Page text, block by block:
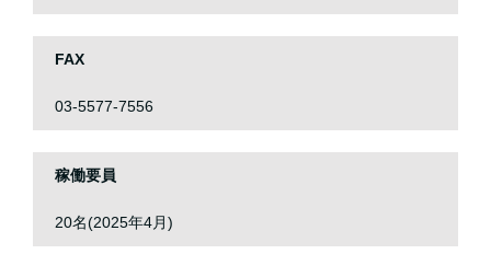
FAX
03-5577-7556
稼働要員
20名(2025年4月)